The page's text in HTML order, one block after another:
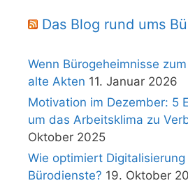
Das Blog rund ums
Wenn Bürogeheimnisse
alte Akten 11. Januar 2026
Motivation im Dezember: 5
um das Arbeitsklima zu
Oktober 2025
Wie optimiert Digitalisierung
Bürodienste? 19. Oktober